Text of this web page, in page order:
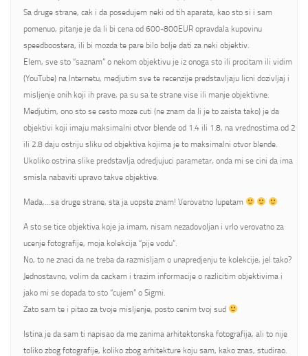
Sa druge strane, cak i da posedujem neki od tih aparata, kao sto si i sam
pomenuo, pitanje je da li bi cena od 600-800EUR opravdala kupovinu
speedboostera, ili bi mozda te pare bilo bolje dati za neki objektiv.
Elem, sve sto “saznam” o nekom objektivu je iz onoga sto ili procitam ili vidim
(YouTube) na Internetu, medjutim sve te recenzije predstavljaju licni dozivljaj i
misljenje onih koji ih prave, pa su sa te strane vise ili manje objektivne.
Medjutim, ono sto se cesto moze cuti (ne znam da li je to zaista tako) je da
objektivi koji imaju maksimalni otvor blende od 1.4 ili 1.8, na vrednostima od 2
ili 2.8 daju ostriju sliku od objektiva kojima je to maksimalni otvor blende.
Ukoliko ostrina slike predstavlja odredjujuci parametar, onda mi se cini da ima
smisla nabaviti upravo takve objektive.
Mada,…sa druge strane, sta ja uopste znam! Verovatno lupetam
A sto se tice objektiva koje ja imam, nisam nezadovoljan i vrlo verovatno za
ucenje fotografije, moja kolekcija “pije vodu”.
No, to ne znaci da ne treba da razmisljam o unapredjenju te kolekcije, jel tako?
Jednostavno, volim da cackam i trazim informacije o razlicitim objektivima i
jako mi se dopada to sto “cujem” o Sigmi.
Zato sam te i pitao za tvoje misljenje, posto cenim tvoj sud
Istina je da sam ti napisao da me zanima arhitektonska fotografija, ali to nije
toliko zbog fotografije, koliko zbog arhitekture koju sam, kako znas, studirao.